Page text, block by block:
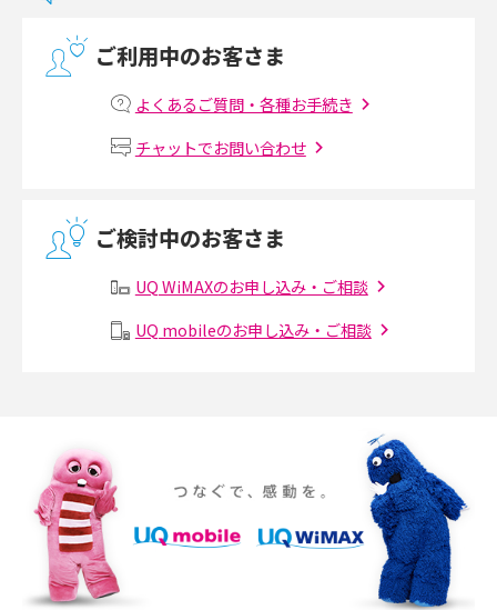
マンションで光回線の利用を始める手順は？設備状況の確認方法も解説
Wi-Fiルーターの設定方法をわかりやすく解説！事前に準備すべきものも紹
無線LANとは？メリット・デメリットや接続方法を解説
メッシュWi-Fiとは？仕組みやメリット・デメリット、中継機との違いを解
ポケット型Wi-Fiをレンタルするメリットとは？選び方や向いている方の特
徴も紹介
持ち運びできるポケット型Wi-Fiのおススメの選び方は？メリット・デメリ
ットも紹介
ご利用中のお客さま
よくあるご質問・各種お手続き
チャットでお問い合わせ
ご検討中のお客さま
UQ WiMAXのお申し込み・ご相談
UQ mobileのお申し込み・ご相談